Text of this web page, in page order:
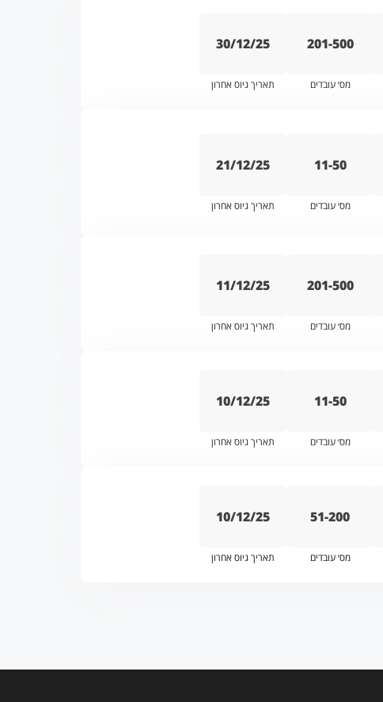
201-500
מס׳ עובדים
30/12/25
תאריך גיוס אחרון
11-50
מס׳ עובדים
21/12/25
תאריך גיוס אחרון
201-500
מס׳ עובדים
11/12/25
תאריך גיוס אחרון
11-50
מס׳ עובדים
10/12/25
תאריך גיוס אחרון
51-200
מס׳ עובדים
10/12/25
תאריך גיוס אחרון